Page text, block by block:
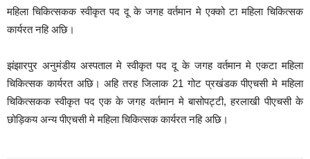
महिला चिकित्सकक स्वीकृत पद दू के जगह वर्तमान मे एक्को टा महिला चिकित्सक
कार्यरत नहि अछि।
झंझारपुर अनुमंडीय अस्पताल मे स्वीकृत पद दू के जगह वर्तमान मे एकटा महिला
चिकित्सक कार्यरत अछि। अहि तरह जिलाक 21 गोट प्रखंडक पीएचसी मे महिला
चिकित्सकक स्वीकृत पद एक के जगह वर्तमान मे बासोपट्टी, हरलाखी पीएचसी के
छोड़िकय अन्य पीएचसी मे महिला चिकित्सक कार्यरत नहि अछि।